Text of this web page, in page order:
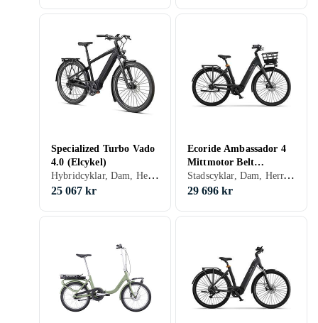
Specialized Turbo Vado
4.0 (Elcykel)
Hybridcyklar, Dam, Herr, Mittmonterad, 710 Wh
25 067 kr
Ecoride Ambassador 4
Mittmotor Belt
(Electric)
Stadscyklar, Dam, Herr, Mittmonterad, 709 Wh
29 696 kr